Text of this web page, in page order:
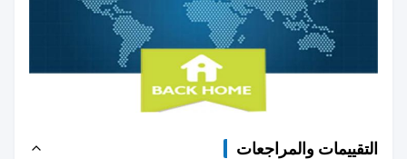
التقييمات والمراجعات